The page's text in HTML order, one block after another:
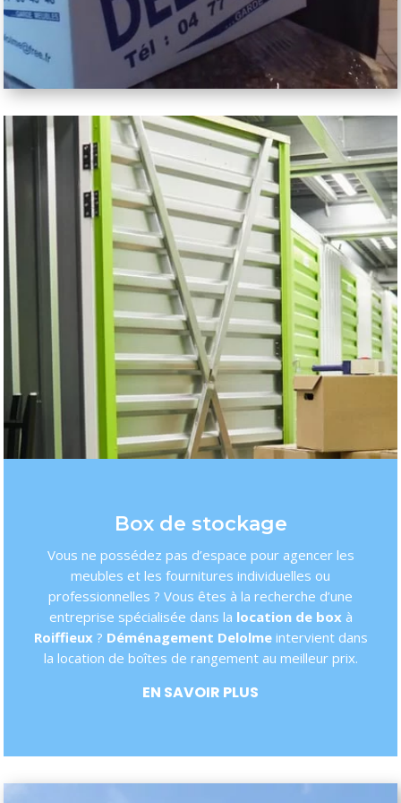
Box de stockage
Vous ne possédez pas d’espace pour agencer les
meubles et les fournitures individuelles ou
professionnelles ? Vous êtes à la recherche d’une
entreprise spécialisée dans la location de boxà
Roiffieux? Déménagement Delolmeintervient dans
la location de boîtes de rangement au meilleur prix.
EN SAVOIR PLUS